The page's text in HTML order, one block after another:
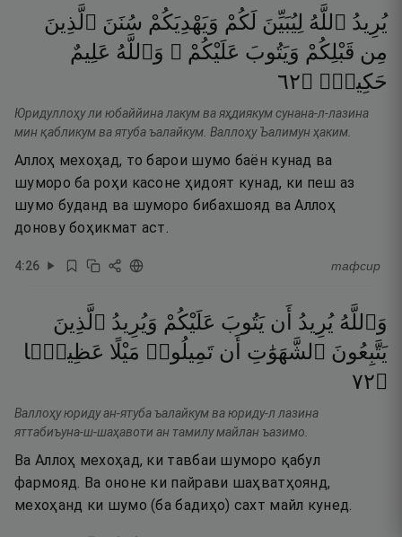
يُرِيدُ ٱللَّهُ لِيُبَيِّنَ لَكُمْ وَيَهْدِيَكُمْ سُنَنَ ٱلَّذِينَ
مِن قَبْلِكُمْ وَيَتُوبَ عَلَيْكُمْ ۗ وَٱللَّهُ عَلِيمٌ
حَكِيمٌۭ ۝٢٦
Юридуллоҳу ли юбаййина лакум ва яҳдиякум сунана-л-лазина
мин қабликум ва ятуба ъалайкум. Валлоҳу Ъалимун ҳаким.
Аллоҳ мехоҳад, то барои шумо баён кунад ва
шуморо ба роҳи касоне ҳидоят кунад, ки пеш аз
шумо буданд ва шуморо бибахшояд ва Аллоҳ
донову боҳикмат аст.
4:26 тафсир
وَٱللَّهُ يُرِيدُ أَن يَتُوبَ عَلَيْكُمْ وَيُرِيدُ ٱلَّذِينَ
يَتَّبِعُونَ ٱلشَّهَوَٰتِ أَن تَمِيلُوا۟ مَيْلًا عَظِيمًۭا
۝٢٧
Валлоҳу юриду ан-ятуба ъалайкум ва юриду-л лазина
яттабиъуна-ш-шаҳавоти ан тамилу майлан ъазимо.
Ва Аллоҳ мехоҳад, ки тавбаи шуморо қабул
фармояд. Ва ононе ки пайрави шаҳватҳоянд,
мехоҳанд ки шумо (ба бадиҳо) сахт майл кунед.